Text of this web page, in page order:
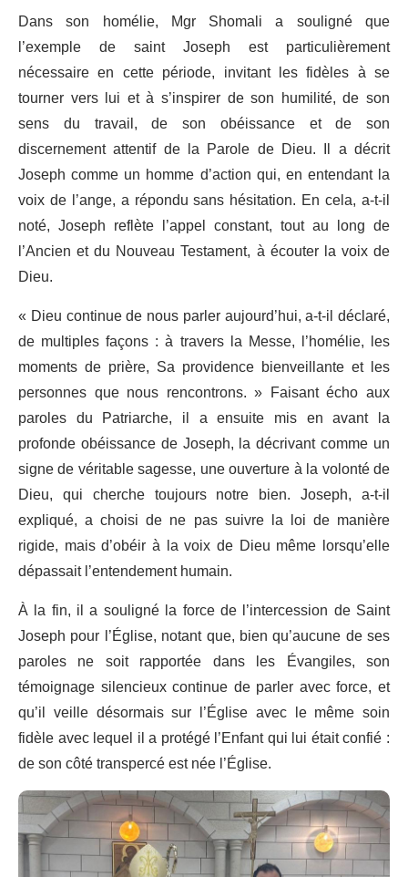
Dans son homélie, Mgr Shomali a souligné que
l’exemple de saint Joseph est particulièrement
nécessaire en cette période, invitant les fidèles à se
tourner vers lui et à s’inspirer de son humilité, de son
sens du travail, de son obéissance et de son
discernement attentif de la Parole de Dieu. Il a décrit
Joseph comme un homme d’action qui, en entendant la
voix de l’ange, a répondu sans hésitation. En cela, a-t-il
noté, Joseph reflète l’appel constant, tout au long de
l’Ancien et du Nouveau Testament, à écouter la voix de
Dieu.
« Dieu continue de nous parler aujourd’hui, a-t-il déclaré,
de multiples façons : à travers la Messe, l’homélie, les
moments de prière, Sa providence bienveillante et les
personnes que nous rencontrons. » Faisant écho aux
paroles du Patriarche, il a ensuite mis en avant la
profonde obéissance de Joseph, la décrivant comme un
signe de véritable sagesse, une ouverture à la volonté de
Dieu, qui cherche toujours notre bien. Joseph, a-t-il
expliqué, a choisi de ne pas suivre la loi de manière
rigide, mais d’obéir à la voix de Dieu même lorsqu’elle
dépassait l’entendement humain.
À la fin, il a souligné la force de l’intercession de Saint
Joseph pour l’Église, notant que, bien qu’aucune de ses
paroles ne soit rapportée dans les Évangiles, son
témoignage silencieux continue de parler avec force, et
qu’il veille désormais sur l’Église avec le même soin
fidèle avec lequel il a protégé l’Enfant qui lui était confié :
de son côté transpercé est née l’Église.